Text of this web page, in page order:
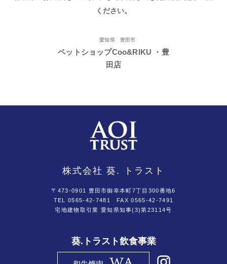
ください。
愛知県 豊田市
ペットショップCoo&RIKU ・豊
田店
株式会社 葵. トラスト
〒473-0901 豊田市御幸本町7丁目300番地6
TEL 0565-42-7481
FAX 0565-42-7491
宅地建物取引業 愛知県知事(3)第23114号
葵.トラスト飲食事業